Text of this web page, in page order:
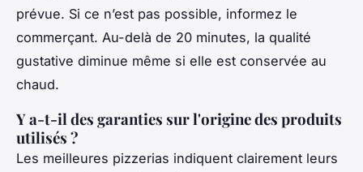
prévue. Si ce n’est pas possible, informez le
commerçant. Au-delà de 20 minutes, la qualité
gustative diminue même si elle est conservée au
chaud.
Y a-t-il des garanties sur l'origine des produits
utilisés ?
Les meilleures pizzerias indiquent clairement leurs